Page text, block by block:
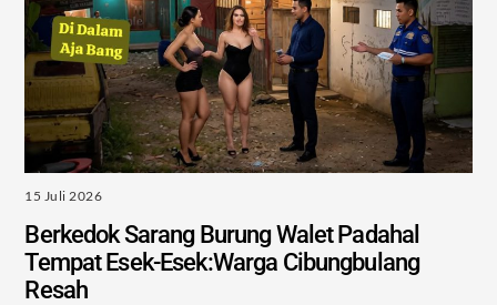
15 Juli 2026
Berkedok Sarang Burung Walet Padahal
Tempat Esek-Esek:Warga Cibungbulang
Resah